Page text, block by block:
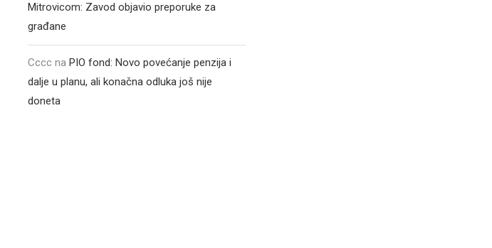
Mitrovicom: Zavod objavio preporuke za
građane
Cccc naPIO fond: Novo povećanje penzija i
dalje u planu, ali konačna odluka još nije
doneta